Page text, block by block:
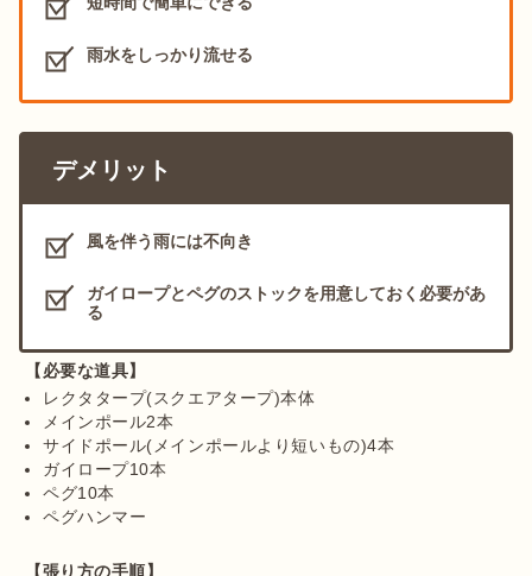
雨水をしっかり流せる
デメリット
風を伴う雨には不向き
ガイロープとペグのストックを用意しておく必要があ
る
【必要な道具】
レクタタープ(スクエアタープ)本体
メインポール2本
サイドポール(メインポールより短いもの)4本
ガイロープ10本
ペグ10本
ペグハンマー
【張り方の手順】